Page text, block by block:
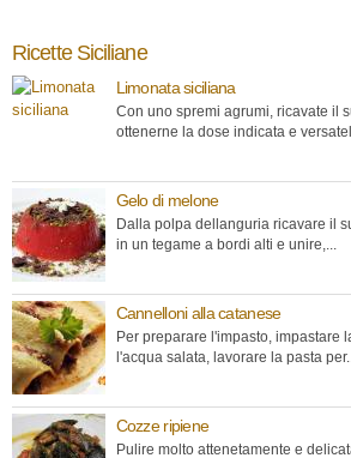
Ricette Siciliane
Limonata siciliana
Con uno spremi agrumi, ricavate il
ottenerne la dose indicata e
Gelo di melone
Dalla polpa dellanguria ricavare il
in un tegame a bordi alti e unire,...
Cannelloni alla catanese
Per preparare l'impasto, impastare
l'acqua salata, lavorare la pasta per...
Cozze ripiene
Pulire molto attenetamente e